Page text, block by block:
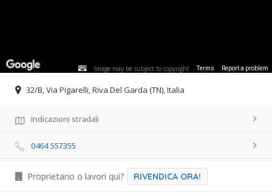
Image may be subject to copyright Terms Report a problem
32/B, Via Pigarelli, Riva Del Garda (TN), Italia
Indicazioni stradali
0464 557355
Proprietario o lavori qui? RIVENDICA ORA!